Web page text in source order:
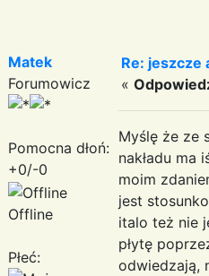
Matek
Forumowicz
Pomocna dłoń:
+0/-0
Offline
Płeć:
Re: jeszcze
«
Myślę że ze
nakładu
moim
jest
italo też nie
płytę
odwiedzają,